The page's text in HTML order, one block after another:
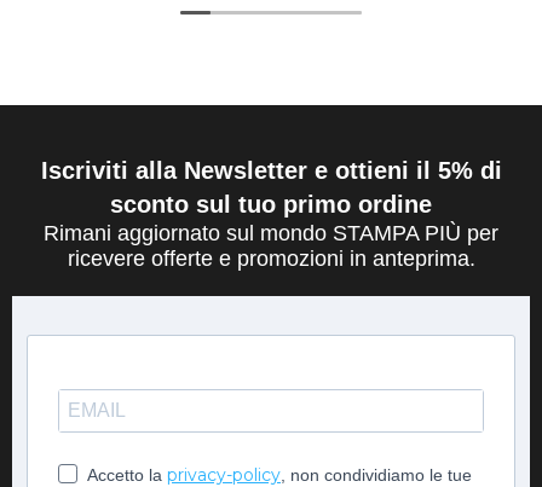
Iscriviti alla Newsletter e ottieni il 5% di
sconto sul tuo primo ordine
Rimani aggiornato sul mondo STAMPA PIÙ per
ricevere offerte e promozioni in anteprima.
Accetto la privacy-policy , non condividiamo le tue